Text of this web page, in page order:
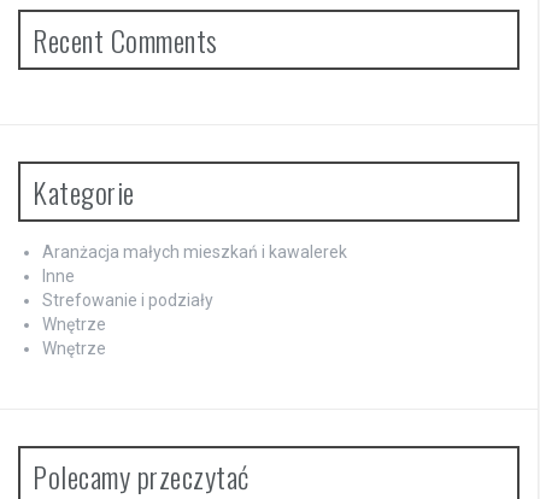
Recent Comments
Kategorie
Aranżacja małych mieszkań i kawalerek
Inne
Strefowanie i podziały
Wnętrze
Wnętrze
Polecamy przeczytać